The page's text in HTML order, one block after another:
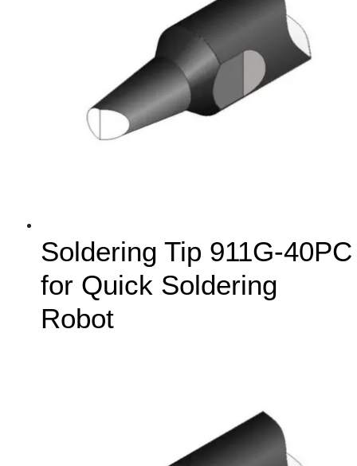
Soldering Tip 911G-40PC
for Quick Soldering
Robot